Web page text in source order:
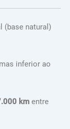
(base natural)
inferior ao
kmentre